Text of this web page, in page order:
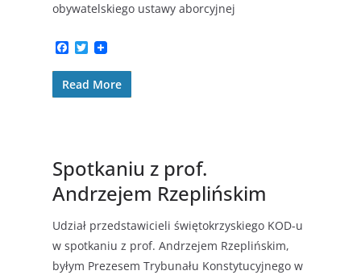
obywatelskiego ustawy aborcyjnej
F
c
e
b
T
i
t
t
Read More
Spotkaniu z prof.
Andrzejem Rzeplińskim
Udział przedstawicieli świętokrzyskiego KOD-u
w spotkaniu z prof. Andrzejem Rzeplińskim,
byłym Prezesem Trybunału Konstytucyjnego w